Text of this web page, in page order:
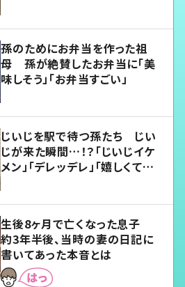
孫のためにお弁当を作った祖
母 孫が絶賛したお弁当に「美
味しそう」「お弁当すごい」
じいじを駅で待つ孫たち じい
じが来た瞬間…！？「じいじイケ
メン」「デレッデレ」「嬉しくて可
生後8ヶ月で亡くなった息子
約3年半後、当時の妻の日記に
書いてあった本音とは